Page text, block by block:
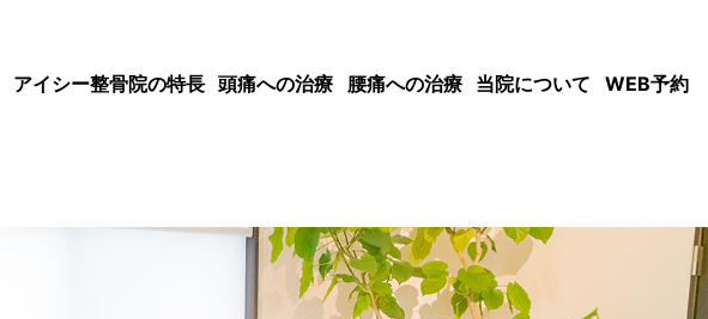
アイシー整骨院の特長 頭痛への治療 腰痛への治療 当院について WEB予約